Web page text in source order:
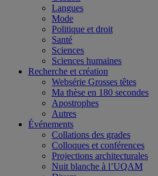
Langues
Mode
Politique et droit
Santé
Sciences
Sciences humaines
Recherche et création
Websérie Grosses têtes
Ma thèse en 180 secondes
Apostrophes
Autres
Événements
Collations des grades
Colloques et conférences
Projections architecturales
Nuit blanche à l’UQAM